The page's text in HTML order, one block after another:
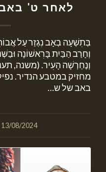
לאחר ט' באב 135
בְּתִשְׁעָה בְאָב נִגְזַר עַל
וְחָרַב הַבַּיִת בָּרִאשׁוֹנָה
וְנֶחְרְשָׁה הָעִיר. (משנה,
מחזיק במטבע הנדיר.
באב של ש…
13/08/2024
/